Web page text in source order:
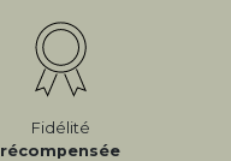
Fidélité
récompensée